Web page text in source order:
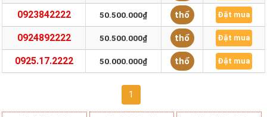
0923842222 50.500.000₫ thổ Đặt mua
0924892222 50.500.000₫ thổ Đặt mua
0925.17.2222 50.000.000₫ thổ Đặt mua
1